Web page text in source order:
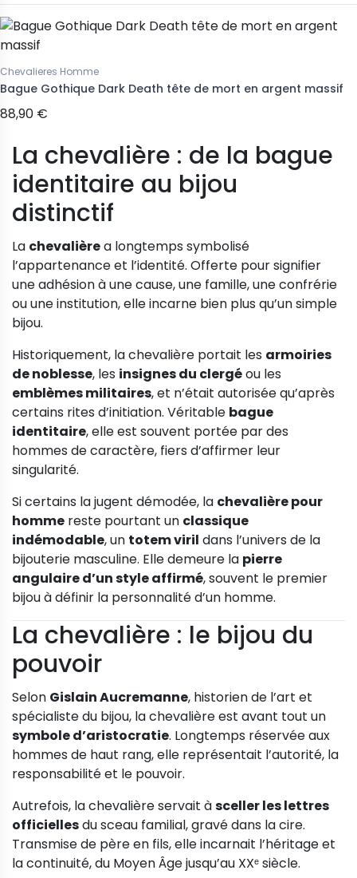
Chevalieres Homme
Bague Gothique Dark Death tête de mort en argent massif
88,90 €
La chevalière : de la bague
identitaire au bijou
distinctif
La chevalièrea longtemps symbolisé
l’appartenance et l’identité. Offerte pour signifier
une adhésion à une cause, une famille, une confrérie
ou une institution, elle incarne bien plus qu’un simple
bijou.
Historiquement, la chevalière portait les armoiries
de noblesse, les insignes du clergéou les
emblèmes militaires, et n’était autorisée qu’après
certains rites d’initiation. Véritable bague
identitaire, elle est souvent portée par des
hommes de caractère, fiers d’affirmer leur
singularité.
Si certains la jugent démodée, la chevalière pour
homme reste pourtant un classique
indémodable, un totem viril dans l’univers de la
bijouterie masculine. Elle demeure la pierre
angulaire d’un style affirmé, souvent le premier
bijou à définir la personnalité d’un homme.
La chevalière : le bijou du
pouvoir
Selon Gislain Aucremanne, historien de l’art et
spécialiste du bijou, la chevalière est avant tout un
symbole d’aristocratie. Longtemps réservée aux
hommes de haut rang, elle représentait l’autorité, la
responsabilité et le pouvoir.
Autrefois, la chevalière servait àsceller les lettres
officiellesdu sceau familial, gravé dans la cire.
Transmise de père en fils, elle incarnait l’héritage et
la continuité, du Moyen Âge jusqu’au XXᵉ siècle.